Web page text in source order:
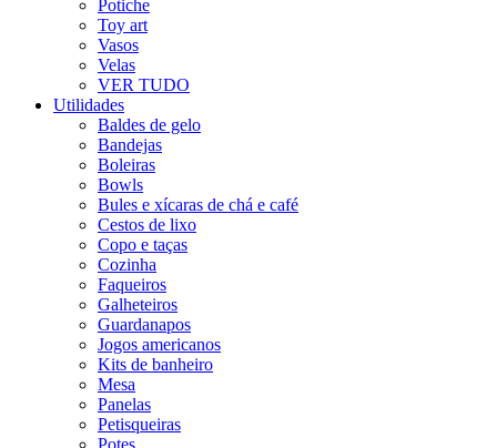
Potiche
Toy art
Vasos
Velas
VER TUDO
Utilidades
Baldes de gelo
Bandejas
Boleiras
Bowls
Bules e xícaras de chá e café
Cestos de lixo
Copo e taças
Cozinha
Faqueiros
Galheteiros
Guardanapos
Jogos americanos
Kits de banheiro
Mesa
Panelas
Petisqueiras
Potes